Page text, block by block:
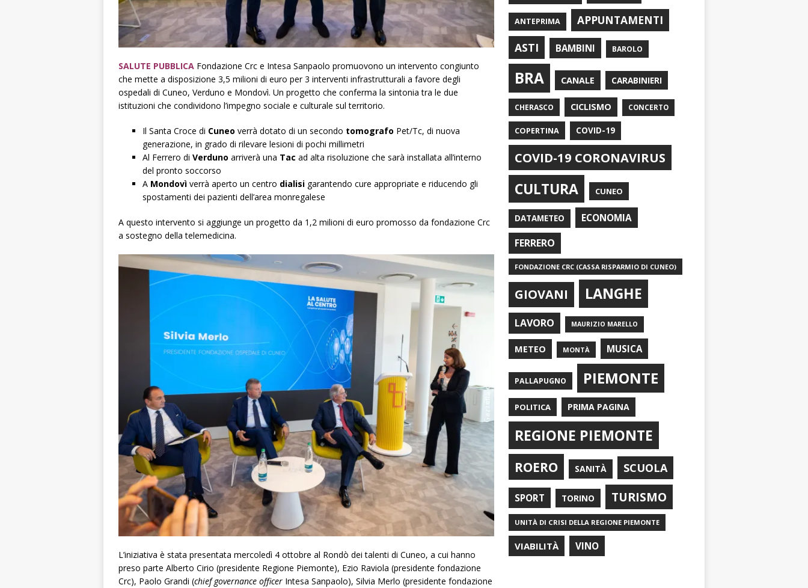
SALUTE PUBBLICA Fondazione Crc e Intesa Sanpaolo promuovono un intervento congiunto
che mette a disposizione 3,5 milioni di euro per 3 interventi infrastrutturali a favore degli
ospedali di Cuneo, Verduno e Mondovì. Un progetto che conferma la sintonia tra le due
istituzioni che condividono l’impegno sociale e culturale sul territorio.
Il Santa Croce di Cuneo verrà dotato di un secondo tomografo Pet/Tc, di nuova
generazione, in grado di rilevare lesioni di pochi millimetri
Al Ferrero di Verduno arriverà una Tac ad alta risoluzione che sarà installata all’interno
del pronto soccorso
A Mondovì verrà aperto un centro dialisi garantendo cure appropriate e riducendo gli
spostamenti dei pazienti dell’area monregalese
A questo intervento si aggiunge un progetto da 1,2 milioni di euro promosso da fondazione Crc
a sostegno della telemedicina.
L’iniziativa è stata presentata mercoledì 4 ottobre al Rondò dei talenti di Cuneo, a cui hanno
preso parte Alberto Cirio (presidente Regione Piemonte), Ezio Raviola (presidente fondazione
Crc), Paolo Grandi (chief governance officer Intesa Sanpaolo), Silvia Merlo (presidente fondazione
ANTEPRIMA
APPUNTAMENTI
ASTI
BAMBINI BAROLO
BRA CANALE CARABINIERI
CHERASCO CICLISMO CONCERTO
COPERTINA COVID-19
COVID-19 CORONAVIRUS
CULTURA CUNEO
DATAMETEO ECONOMIA
FERRERO
FONDAZIONE CRC (CASSA RISPARMIO DI CUNEO)
GIOVANI LANGHE
LAVORO MAURIZIO MARELLO
METEO MONTÀ MUSICA
PALLAPUGNO PIEMONTE
POLITICA PRIMA PAGINA
REGIONE PIEMONTE
ROERO SANITÀ SCUOLA
SPORT TORINO TURISMO
UNITÀ DI CRISI DELLA REGIONE PIEMONTE
VIABILITÀ VINO